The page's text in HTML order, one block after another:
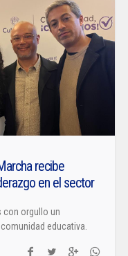
recibe
en el sector
con orgullo un
educativa.